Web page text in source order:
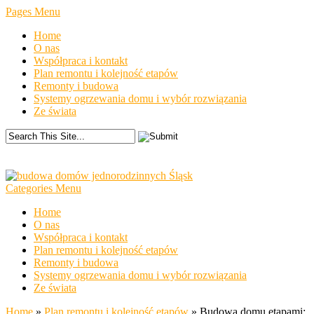
Pages Menu
Home
O nas
Współpraca i kontakt
Plan remontu i kolejność etapów
Remonty i budowa
Systemy ogrzewania domu i wybór rozwiązania
Ze świata
Categories Menu
Home
O nas
Współpraca i kontakt
Plan remontu i kolejność etapów
Remonty i budowa
Systemy ogrzewania domu i wybór rozwiązania
Ze świata
Home » Plan remontu i kolejność etapów » Budowa domu etapami: